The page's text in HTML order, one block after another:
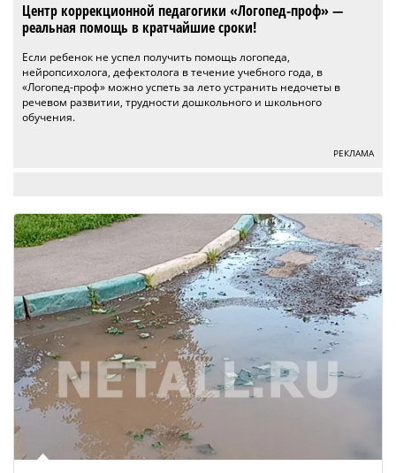
Центр коррекционной педагогики «Логопед-проф» —
реальная помощь в кратчайшие сроки!
Если ребенок не успел получить помощь логопеда,
нейропсихолога, дефектолога в течение учебного года, в
«Логопед-проф» можно успеть за лето устранить недочеты в
речевом развитии, трудности дошкольного и школьного
обучения.
РЕКЛАМА